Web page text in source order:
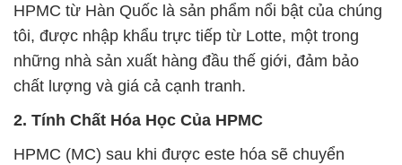
HPMC từ Hàn Quốc là sản phẩm nổi bật của chúng
tôi, được nhập khẩu trực tiếp từ Lotte, một trong
những nhà sản xuất hàng đầu thế giới, đảm bảo
chất lượng và giá cả cạnh tranh.
2. Tính Chất Hóa Học Của HPMC
HPMC (MC) sau khi được este hóa sẽ chuyển